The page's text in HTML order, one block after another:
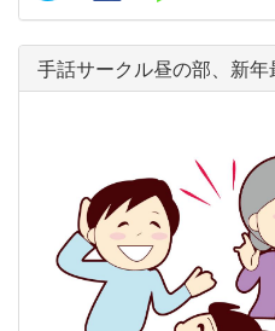
手話サークル昼の部、新年